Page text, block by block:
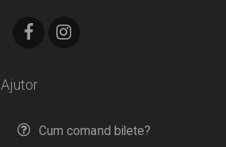
Ajutor
Cum comand bilete?